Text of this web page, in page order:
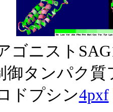
ゴニスト
御タンパク
ドプシン4pxf